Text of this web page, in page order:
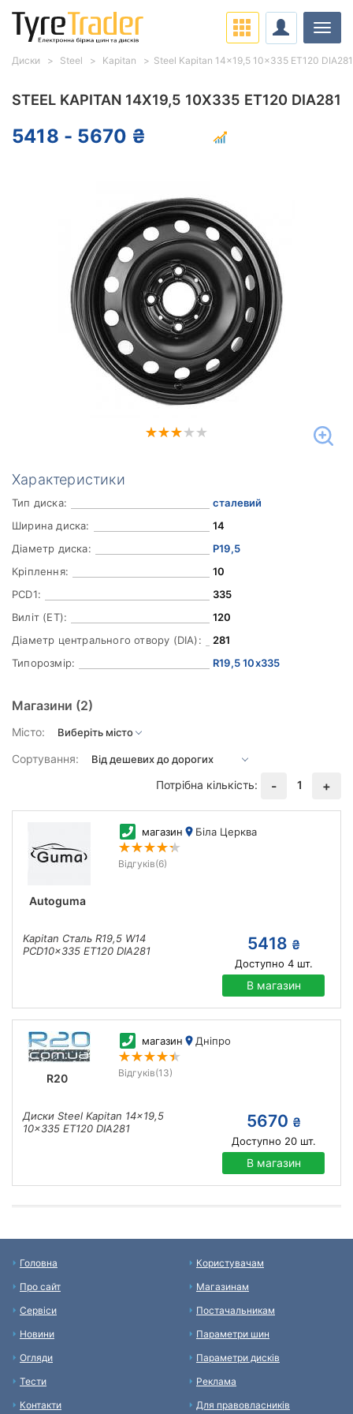
STEEL KAPITAN 14X19,5 10X335 ET120 DIA281
5418 - 5670 ₴
Характеристики
Тип диска:
сталевий
Ширина диска:
14
Діаметр диска:
Р19,5
Кріплення:
10
PCD1:
335
Виліт (ET):
120
Діаметр центрального отвору (DIA):
281
Типорозмір:
R19,5 10x335
Магазини (2)
Місто:
Сортування:
Потрібна кількість:
- 1 +
Autoguma
магазин Біла Церква
Відгуків(6)
Kapitan Сталь R19,5 W14
PCD10x335 ET120 DIA281
5418 ₴
Доступно 4шт.
В магазин
R20
магазин Дніпро
Відгуків(13)
Диски Steel Kapitan 14x19,5
10x335 ET120 DIA281
5670 ₴
Доступно 20шт.
В магазин
Диски Steel Kapitan Steel Kapitan 14x19,5 10x335 ET120 DIA281
Головна
Про сайт
Сервіси
Новини
Огляди
Тести
Контакти
Користувачам
Магазинам
Постачальникам
Параметри шин
Параметри дисків
Реклама
Для правовласників